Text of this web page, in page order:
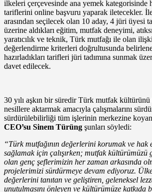
ilkeleri çerçevesinde ana yemek kategorisinde
tariflerini online başvuru yaparak iletecekler.
arasından seçilecek olan 10 aday, 4 jüri üyesi
üzerine aldıkları eğitim, mutfak deneyimi,
yaratıcılık ve teknik, Türk mutfağı ile olan
değerlendirme kriterleri doğrultusunda
hazırladıkları tarifleri jüri tadımına sunmak
davet edilecek.
30 yılı aşkın bir süredir Türk mutfak
nesillere aktarmak amacıyla çalışmalarını
sürdürülebilirliği tüm işlerinin merkezine koyan
CEO’su Sinem Türüng şunları söyledi:
“Türk mutfağının değerlerini korumak ve hak
sağlamak için çalışırken; mutfak kültürümüzü
olan genç şeflerimizin her zaman arkasında
projelerimizi sürdürmeye devam ediyoruz.
değerlerini tanıtan ve geliştiren, geleneksel
unutulmasını önleyen ve kültürümüze katkıda